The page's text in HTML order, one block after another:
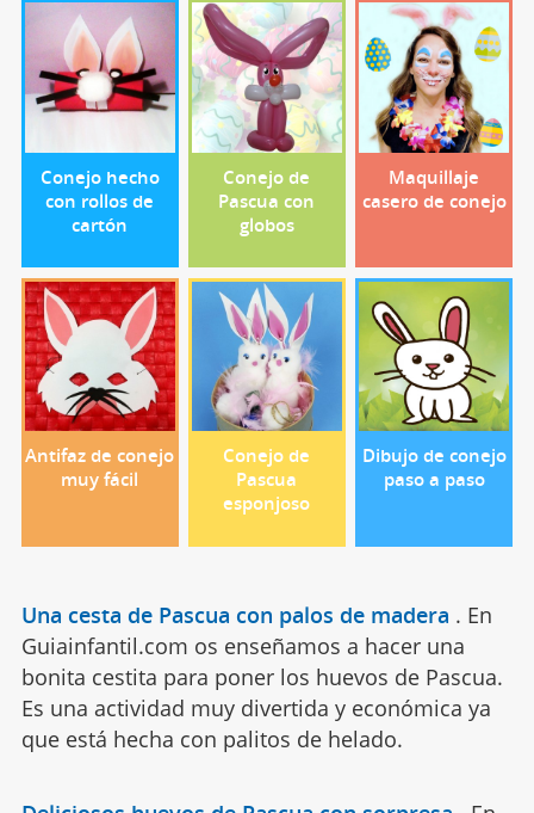
Conejo hecho
con rollos de
cartón
Conejo de
Pascua con
globos
Maquillaje
casero de conejo
Antifaz de conejo
muy fácil
Conejo de
Pascua
esponjoso
Dibujo de conejo
paso a paso
Una cesta de Pascua con palos de madera . En
Guiainfantil.com os enseñamos a hacer una
bonita cestita para poner los huevos de Pascua.
Es una actividad muy divertida y económica ya
que está hecha con palitos de helado.